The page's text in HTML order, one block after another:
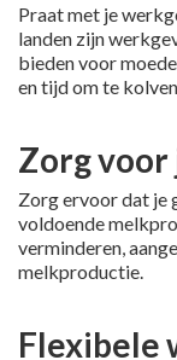
Praat met je
landen zijn
bieden voor
en tijd om te kolven.
Zorg
Zorg ervoor dat je
voldoende
verminderen,
melkproductie.
Flexibele